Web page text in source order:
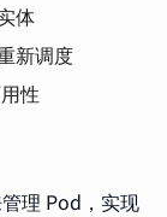
体
新调度
性
理 Pod，实现